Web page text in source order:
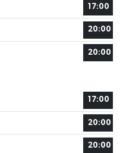
17:00
20:00
20:00
17:00
20:00
20:00